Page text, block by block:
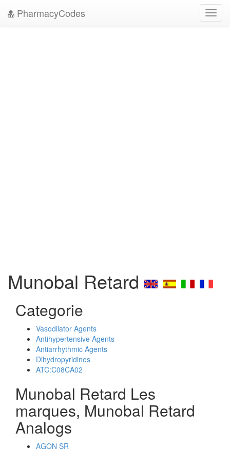
PharmacyCodes
Munobal Retard
Categorie
Vasodilator Agents
Antihypertensive Agents
Antiarrhythmic Agents
Dihydropyridines
ATC:C08CA02
Munobal Retard Les
marques, Munobal Retard
Analogs
AGON SR